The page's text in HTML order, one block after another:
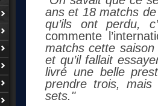
ans et 18 matchs
qu’ils ont perdu,
commente
matchs cette saison
et qu’il fallait
livré une belle
prendre trois,
sets."